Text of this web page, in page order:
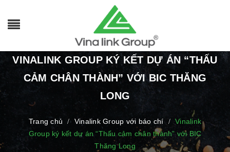
VINALINK GROUP KÝ KẾT DỰ ÁN “THẤU
CẢM CHÂN THÀNH” VỚI BIC THĂNG
LONG
Trang chủ / Vinalink Group với báo chí /
Vinalink
Group ký kết dự án “Thấu cảm chân thành” với BIC
Thăng Long